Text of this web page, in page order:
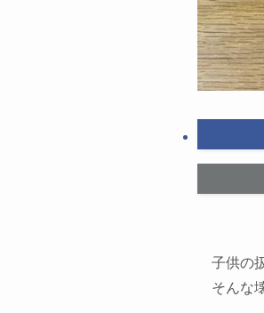
子供の
そんな